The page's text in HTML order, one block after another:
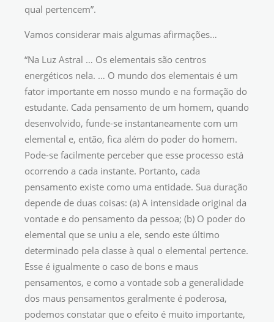
qual pertencem”.
Vamos considerar mais algumas afirmações…
“Na Luz Astral … Os elementais são centros
energéticos nela. … O mundo dos elementais é um
fator importante em nosso mundo e na formação do
estudante. Cada pensamento de um homem, quando
desenvolvido, funde-se instantaneamente com um
elemental e, então, fica além do poder do homem.
Pode-se facilmente perceber que esse processo está
ocorrendo a cada instante. Portanto, cada
pensamento existe como uma entidade. Sua duração
depende de duas coisas: (a) A intensidade original da
vontade e do pensamento da pessoa; (b) O poder do
elemental que se uniu a ele, sendo este último
determinado pela classe à qual o elemental pertence.
Esse é igualmente o caso de bons e maus
pensamentos, e como a vontade sob a generalidade
dos maus pensamentos geralmente é poderosa,
podemos constatar que o efeito é muito importante,